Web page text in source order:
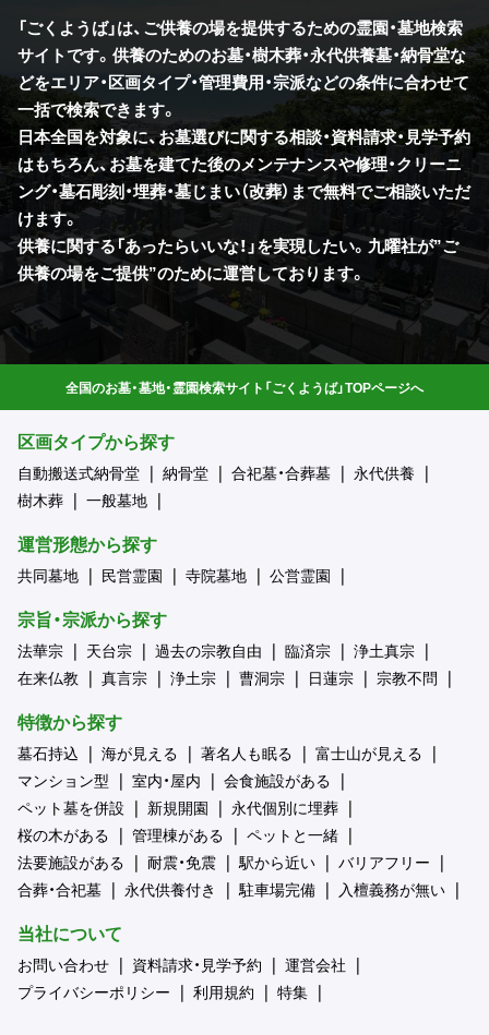
「ごくようば」は、ご供養の場を提供するための霊園・墓地検索
サイトです。供養のためのお墓・樹木葬・永代供養墓・納骨堂な
どをエリア・区画タイプ・管理費用・宗派などの条件に合わせて
一括で検索できます。
日本全国を対象に、お墓選びに関する相談・資料請求・見学予約
はもちろん、お墓を建てた後のメンテナンスや修理・クリーニ
ング・墓石彫刻・埋葬・墓じまい（改葬）まで無料でご相談いただ
けます。
供養に関する「あったらいいな！」を実現したい。九曜社が”ご
供養の場をご提供”のために運営しております。
全国のお墓・墓地・霊園検索サイト「ごくようば」TOPページへ
区画タイプから探す
自動搬送式納骨堂 納骨堂 合祀墓・合葬墓
永代供養
樹木葬
一般墓地
運営形態から探す
共同墓地 民営霊園 寺院墓地 公営霊園
宗旨・宗派から探す
法華宗 天台宗 過去の宗教自由 臨済宗
浄土真宗
在来仏教
真言宗 浄土宗 曹洞宗 日蓮宗 宗教不問
特徴から探す
墓石持込 海が見える 著名人も眠る
富士山が見える
マンション型
室内・屋内
会食施設がある
ペット墓を併設
新規開園
永代個別に埋葬
桜の木がある
管理棟がある
ペットと一緒
法要施設がある
耐震・免震 駅から近い
バリアフリー
合葬・合祀墓
永代供養付き 駐車場完備 入檀義務が無い
当社について
お問い合わせ 資料請求・見学予約
運営会社
プライバシーポリシー
利用規約 特集